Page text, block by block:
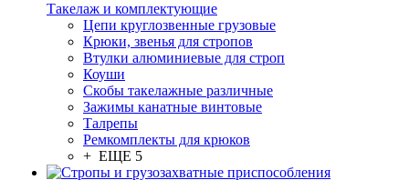
Такелаж и комплектующие
Цепи круглозвенные грузовые
Крюки, звенья для стропов
Втулки алюминиевые для строп
Коуши
Скобы такелажные различные
Зажимы канатные винтовые
Талрепы
Ремкомплекты для крюков
+ ЕЩЕ 5